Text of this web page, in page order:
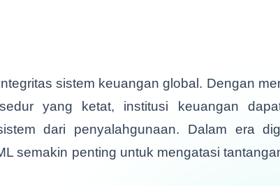
sistem keuangan global. Dengan
yang ketat, institusi keuangan
dari penyalahgunaan. Dalam era
semakin penting untuk mengatasi